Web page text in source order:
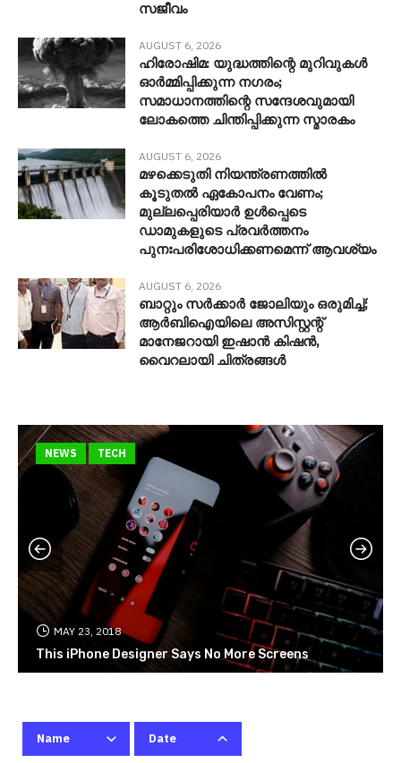
സജീവം
AUGUST 6, 2026
ഹിരോഷിമ: യുദ്ധത്തിന്റെ മുറിവുകൾ
ഓർമ്മിപ്പിക്കുന്ന നഗരം;
സമാധാനത്തിന്റെ സന്ദേശവുമായി
ലോകത്തെ ചിന്തിപ്പിക്കുന്ന സ്മാരകം
AUGUST 6, 2026
മഴക്കെടുതി നിയന്ത്രണത്തിൽ
കൂടുതൽ ഏകോപനം വേണം;
മുല്ലപ്പെരിയാർ ഉൾപ്പെടെ
ഡാമുകളുടെ പ്രവർത്തനം
പുനഃപരിശോധിക്കണമെന്ന് ആവശ്യം
AUGUST 6, 2026
ബാറ്റും സർക്കാർ ജോലിയും ഒരുമിച്ച്;
ആർബിഐയിലെ അസിസ്റ്റന്റ്
മാനേജറായി ഇഷാൻ കിഷൻ,
വൈറലായി ചിത്രങ്ങൾ
NEWS TECH
MAY 23, 2018
This iPhone Designer Says No More Screens
Name Date